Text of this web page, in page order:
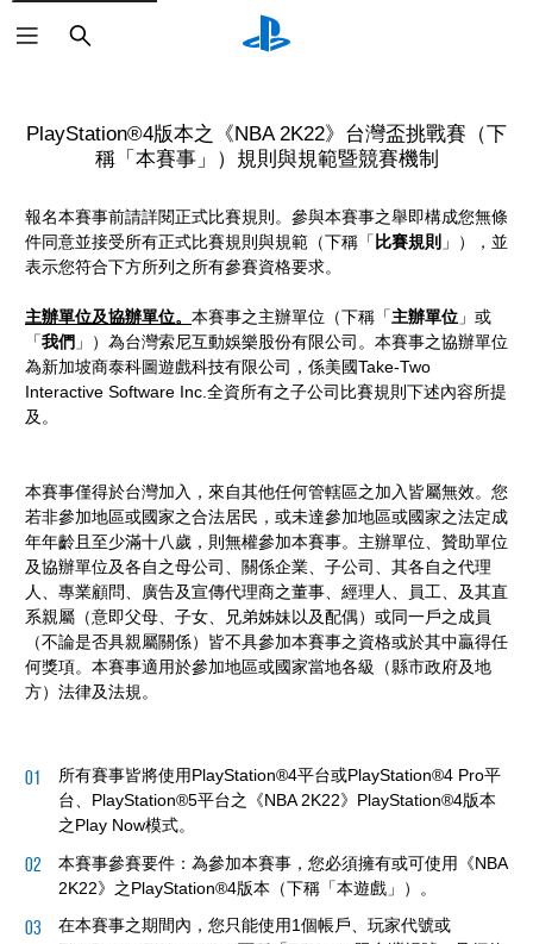
搜
尋
PlayStation®4版本之《NBA 2K22》台灣盃挑戰賽（下
稱「本賽事」）規則與規範暨競賽機制
報名本賽事前請詳閱正式比賽規則。參與本賽事之舉即構成您無條
件同意並接受所有正式比賽規則與規範（下稱「 比賽規則 」），並
表示您符合下方所列之所有參賽資格要求。
主辦單位及協辦單位。 本賽事之主辦單位（下稱「主辦單位 」或
「我們 」）為台灣索尼互動娛樂股份有限公司。本賽事之協辦單位
為新加坡商泰科圖遊戲科技有限公司，係美國Take-Two
Interactive Software Inc.全資所有之子公司比賽規則下述內容所提
及。
本賽事僅得於台灣加入，來自其他任何管轄區之加入皆屬無效。您
若非參加地區或國家之合法居民，或未達參加地區或國家之法定成
年年齡且至少滿十八歲，則無權參加本賽事。主辦單位、贊助單位
及協辦單位及各自之母公司、關係企業、子公司、其各自之代理
人、專業顧問、廣告及宣傳代理商之董事、經理人、員工、及其直
系親屬（意即父母、子女、兄弟姊妹以及配偶）或同一戶之成員
（不論是否具親屬關係）皆不具參加本賽事之資格或於其中贏得任
何獎項。本賽事適用於參加地區或國家當地各級（縣市政府及地
方）法律及法規。
所有賽事皆將使用PlayStation®4平台或PlayStation®4 Pro平
台、PlayStation®5平台之《NBA 2K22》PlayStation®4版本
之Play Now模式。
本賽事參賽要件：為參加本賽事，您必須擁有或可使用《NBA
2K22》之PlayStation®4版本（下稱「本遊戲」）。
在本賽事之期間內，您只能使用1個帳戶、玩家代號或